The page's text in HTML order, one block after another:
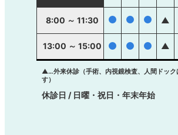
8:00 ～ 11:30 ● ● ● ▲
13:00 ～ 15:00 ● ● ● ▲
▲…外来休診（手術、内視鏡検査、人間ドック
す）
休診日 / 日曜・祝日・年末年始